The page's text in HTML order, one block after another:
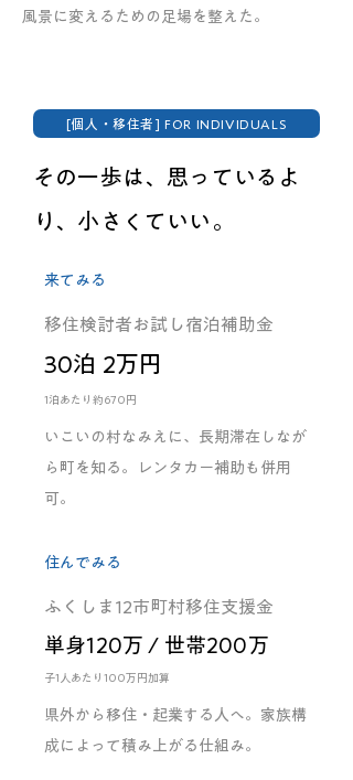
風景に変えるための足場を整えた。
[個人・移住者] FOR INDIVIDUALS
その一歩は、思っているよ
り、小さくていい。
来てみる
移住検討者お試し宿泊補助金
30泊 2万円
1泊あたり約670円
いこいの村なみえに、長期滞在しなが
ら町を知る。レンタカー補助も併用
可。
住んでみる
ふくしま12市町村移住支援金
単身120万 / 世帯200万
子1人あたり100万円加算
県外から移住・起業する人へ。家族構
成によって積み上がる仕組み。